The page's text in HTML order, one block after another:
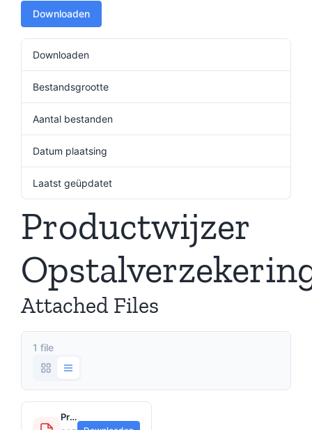
Downloaden
Downloaden
Bestandsgrootte
Aantal bestanden
Datum plaatsing
Laatst geüpdatet
Productwijzer
Attached Files
1 file
Productwijzer_Opstalverzekering.pdf